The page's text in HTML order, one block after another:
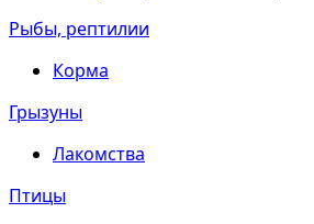
Рыбы, рептилии
Корма
Грызуны
Лакомства
Птицы